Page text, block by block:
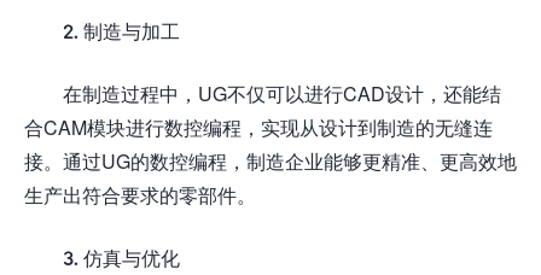
2. 制造与加工
在制造过程中，UG不仅可以进行CAD设计，还能结
合CAM模块进行数控编程，实现从设计到制造的无缝连
接。通过UG的数控编程，制造企业能够更精准、更高效地
生产出符合要求的零部件。
3. 仿真与优化